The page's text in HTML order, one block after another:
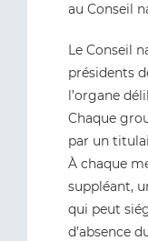
au Conseil
Le Conseil
présidents
l’organe
Chaque
par un
À chaque
suppléant,
qui peut
d’absence